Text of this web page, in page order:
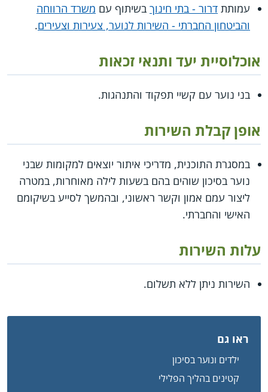
עמותת דרור - בתי חינוך בשיתוף עם משרד הרווחה
והביטחון החברתי - השירות לנוער, צעירות וצעירים.
אוכלוסיית יעד ותנאי זכאות
בני נוער עם קשיי תפקוד והתנהגות.
אופן קבלת השירות
במסגרת התוכנית, מדריכי איתור יוצאים למקומות שבני
נוער בסיכון שוהים בהם בשעות לילה מאוחרות, במטרה
ליצור עמם אמון וקשר ראשוני, ובהמשך לסייע בשיקומם
האישי והחברתי.
עלות השירות
השירות ניתן ללא תשלום.
ראו גם
ילדים ונוער בסיכון
קטינים בהליך הפלילי